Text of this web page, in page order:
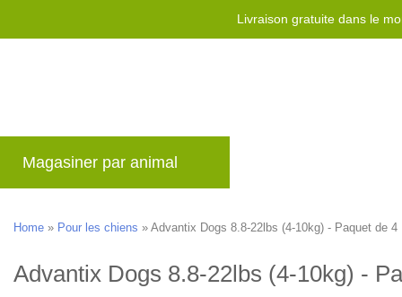
Livraison gratuite dans le
Magasiner par animal
Home » Pour les chiens » Advantix Dogs 8.8-22lbs (4-10kg) - Paquet de 4
Advantix Dogs 8.8-22lbs (4-10kg) -